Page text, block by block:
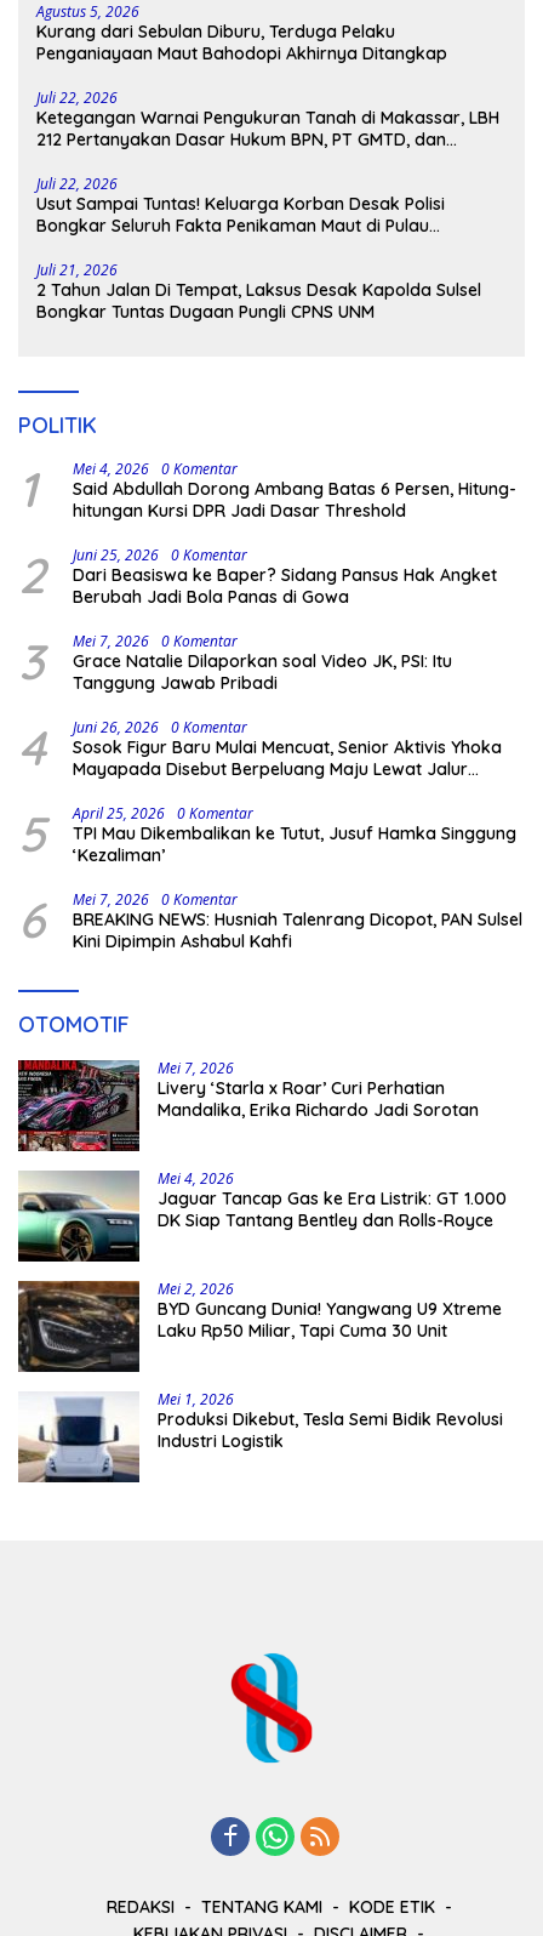
Agustus 5, 2026
Kurang dari Sebulan Diburu, Terduga Pelaku
Penganiayaan Maut Bahodopi Akhirnya Ditangkap
Juli 22, 2026
Ketegangan Warnai Pengukuran Tanah di Makassar, LBH
212 Pertanyakan Dasar Hukum BPN, PT GMTD, dan
Juli 22, 2026
Usut Sampai Tuntas! Keluarga Korban Desak Polisi
Bongkar Seluruh Fakta Penikaman Maut di Pulau
Juli 21, 2026
2 Tahun Jalan Di Tempat, Laksus Desak Kapolda Sulsel
Bongkar Tuntas Dugaan Pungli CPNS UNM
POLITIK
1 Mei 4, 2026 0 Komentar
Said Abdullah Dorong Ambang Batas 6 Persen, Hitung-
hitungan Kursi DPR Jadi Dasar Threshold
2 Juni 25, 2026 0 Komentar
Dari Beasiswa ke Baper? Sidang Pansus Hak Angket
Berubah Jadi Bola Panas di Gowa
3 Mei 7, 2026 0 Komentar
Grace Natalie Dilaporkan soal Video JK, PSI: Itu
Tanggung Jawab Pribadi
4 Juni 26, 2026 0 Komentar
Sosok Figur Baru Mulai Mencuat, Senior Aktivis Yhoka
Mayapada Disebut Berpeluang Maju Lewat Jalur
5 April 25, 2026 0 Komentar
TPI Mau Dikembalikan ke Tutut, Jusuf Hamka Singgung
‘Kezaliman’
6 Mei 7, 2026 0 Komentar
BREAKING NEWS: Husniah Talenrang Dicopot, PAN Sulsel
Kini Dipimpin Ashabul Kahfi
OTOMOTIF
Mei 7, 2026
Livery ‘Starla x Roar’ Curi Perhatian
Mandalika, Erika Richardo Jadi Sorotan
Mei 4, 2026
Jaguar Tancap Gas ke Era Listrik: GT 1.000
DK Siap Tantang Bentley dan Rolls-Royce
Mei 2, 2026
BYD Guncang Dunia! Yangwang U9 Xtreme
Laku Rp50 Miliar, Tapi Cuma 30 Unit
Mei 1, 2026
Produksi Dikebut, Tesla Semi Bidik Revolusi
Industri Logistik
REDAKSI TENTANG KAMI
KODE ETIK